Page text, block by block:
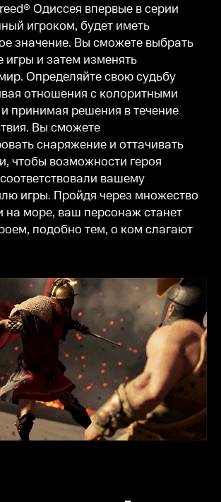
Одиссея впервые в серии
игроком, будет иметь
значение. Вы сможете выбрать
игры и затем изменять
Определяйте свою судьбу
отношения с колоритными
принимая решения в течение
Вы сможете
снаряжение и оттачивать
чтобы возможности героя
вашему
игры. Пройдя через множество
на море, ваш персонаж станет
подобно тем, о ком слагают